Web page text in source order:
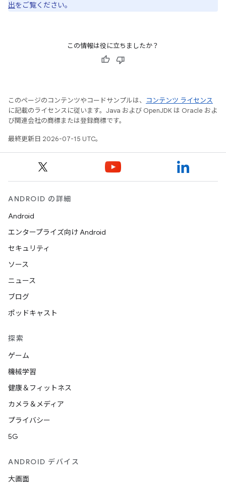
出をご覧ください。
この情報は役に立ちましたか？
このページのコンテンツやコードサンプルは、
コンテンツ ライセンス
に記載のライセンスに従います。Java および OpenJDK は Oracle およ
び関連会社の商標または登録商標です。
最終更新日 2026-07-15 UTC。
ANDROID の詳細
Android
エンタープライズ向け Android
セキュリティ
ソース
ニュース
ブログ
ポッドキャスト
探索
ゲーム
機械学習
健康＆フィットネス
カメラ＆メディア
プライバシー
5G
ANDROID デバイス
大画面